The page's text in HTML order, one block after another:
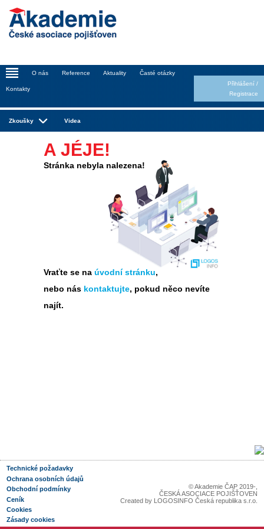
_ O nás Reference Aktuality Časté otázky
Kontakty
Přihlášení/
Registrace
Zkoušky Videa
A JÉJE!
Stránka nebyla nalezena!
Vraťte se na úvodní stránku,
nebo nás kontaktujte, pokud něco nevíte
najít.
Technické požadavky
Ochrana osobních údajů
Obchodní podmínky
Ceník
Cookies
Zásady cookies
© Akademie ČAP 2019-
ČESKÁ ASOCIACE POJIŠŤOVEN
Created by LOGOSINFO Česká republika s.r.o.